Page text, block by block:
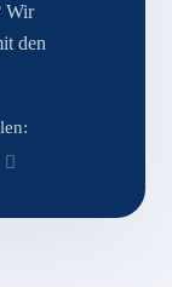
Wir
den